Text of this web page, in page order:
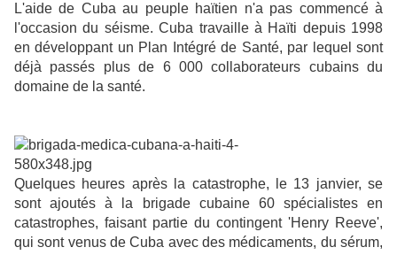
L'aide de Cuba au peuple haïtien n'a pas commencé à
l'occasion du séisme. Cuba travaille à Haïti depuis 1998
en développant un Plan Intégré de Santé, par lequel sont
déjà passés plus de 6 000 collaborateurs cubains du
domaine de la santé.
Quelques heures après la catastrophe, le 13 janvier, se
sont ajoutés à la brigade cubaine 60 spécialistes en
catastrophes, faisant partie du contingent 'Henry Reeve',
qui sont venus de Cuba avec des médicaments, du sérum,